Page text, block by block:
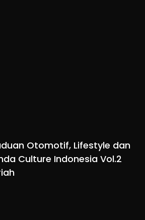
Otomotif, Lifestyle dan
Culture Indonesia Vol.2